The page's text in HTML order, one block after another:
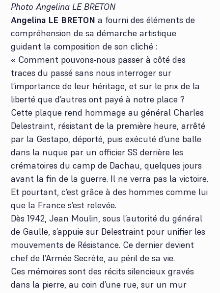
Photo Angelina LE BRETON
Angelina LE BRETON a fourni des éléments de
compréhension de sa démarche artistique
guidant la composition de son cliché :
« Comment pouvons-nous passer à côté des
traces du passé sans nous interroger sur
l’importance de leur héritage, et sur le prix de la
liberté que d’autres ont payé à notre place ?
Cette plaque rend hommage au général Charles
Delestraint, résistant de la première heure, arrêté
par la Gestapo, déporté, puis exécuté d’une balle
dans la nuque par un officier SS derrière les
crématoires du camp de Dachau, quelques jours
avant la fin de la guerre. Il ne verra pas la victoire.
Et pourtant, c’est grâce à des hommes comme lui
que la France s’est relevée.
Dès 1942, Jean Moulin, sous l’autorité du général
de Gaulle, s’appuie sur Delestraint pour unifier les
mouvements de Résistance. Ce dernier devient
chef de l’Armée Secrète, au péril de sa vie.
Ces mémoires sont des récits silencieux gravés
dans la pierre, au coin d’une rue, sur un mur